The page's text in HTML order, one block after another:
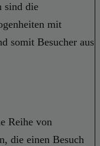
sind die
mit
somit Besucher aus
Reihe von
die einen Besuch